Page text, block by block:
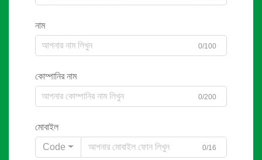
নাম
0/100
কোম্পানির নাম
0/200
মোবাইল
Code
0/16